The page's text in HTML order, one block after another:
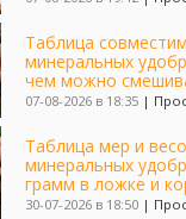
Таблица
минеральных
чем можно
07-08-2026 в 18:35 |
Таблица мер и
минеральных
грамм в ложке и
30-07-2026 в 18:50 |